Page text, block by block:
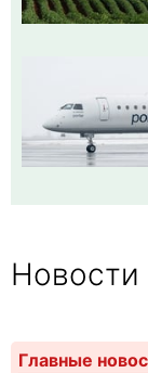
Новости
Главные